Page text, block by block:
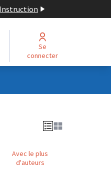
Instruction
Se
connecter
Avec le plus
d'auteurs